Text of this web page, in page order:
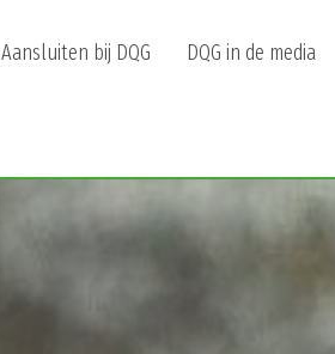
Aansluiten bij DQG DQG in de media